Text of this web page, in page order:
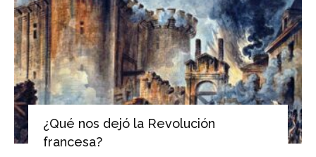
¿Qué nos dejó la Revolución
francesa?